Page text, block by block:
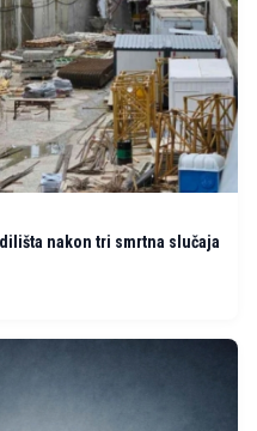
nakon tri smrtna slučaja